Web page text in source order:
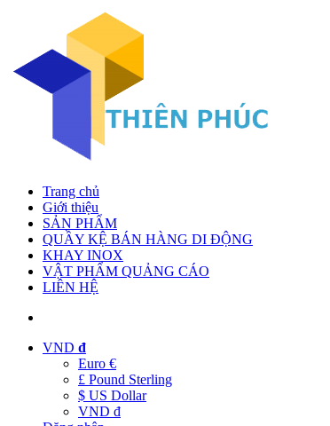
Trang chủ
Giới thiệu
SẢN PHẨM
QUẦY KỆ BÁN HÀNG DI ĐỘNG
KHAY INOX
VẬT PHẨM QUẢNG CÁO
LIÊN HỆ
VND đ
Euro €
£ Pound Sterling
$ US Dollar
VND đ